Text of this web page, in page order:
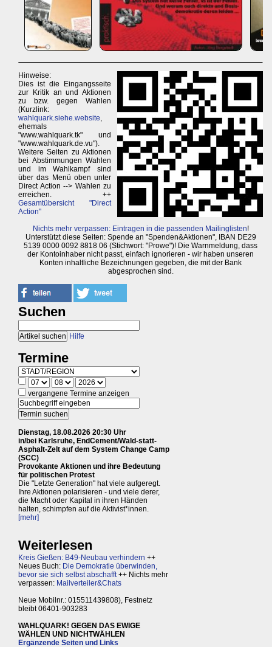
Hinweise:
Dies ist die Eingangsseite
zur Kritik an und Aktionen
zu bzw. gegen Wahlen
(Kurzlink:
wahlquark.siehe.website,
ehemals
"www.wahlquark.tk" und
"www.wahlquark.de.vu").
Weitere Seiten zu Aktionen
bei Abstimmungen Wahlen
und im Wahlkampf sind
über das Menü oben unter
Direct Action --> Wahlen zu
erreichen. ++
Gesamtübersicht "Direct
Action"
Nichts mehr verpassen: Eintragen in die passenden Mailinglisten!
Unterstützt diese Seiten: Spende an "Spenden&Aktionen", IBAN DE29
5139 0000 0092 8818 06 (Stichwort: "Prowe")! Die Warnmeldung, dass
der Kontoinhaber nicht passt, einfach ignorieren - wir haben unseren
Konten inhaltliche Bezeichnungen gegeben, die mit der Bank
abgesprochen sind.
Suchen
Hilfe
Termine
vergangene Termine anzeigen
Dienstag, 18.08.2026 20:30 Uhr
in/bei Karlsruhe, EndCement/Wald-statt-
Asphalt-Zelt auf dem System Change Camp
(SCC)
Provokante Aktionen und ihre Bedeutung
für politischen Protest
Die "Letzte Generation" hat viele aufgeregt.
Ihre Aktionen polarisieren - und viele derer,
die Macht oder Kapital in ihren Händen
halten, schimpfen auf die Aktivist*innen.
[mehr]
Weiterlesen
Kreis Gießen: B49-Neubau verhindern ++
Neues Buch: Die Demokratie überwinden,
bevor sie sich selbst abschafft++ Nichts mehr
verpassen: Mailverteiler&Chats
Neue Mobilnr.: 015511439808), Festnetz
bleibt 06401-903283
WAHLQUARK! GEGEN DAS EWIGE
WÄHLEN UND NICHTWÄHLEN
Ergänzende Seiten und Links